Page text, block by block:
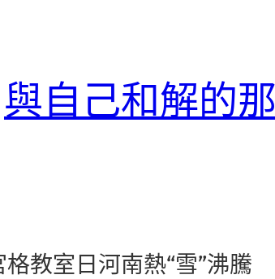
與自己和解的
教室日河南熱“雪”沸騰